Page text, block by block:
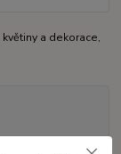
a dekorace,